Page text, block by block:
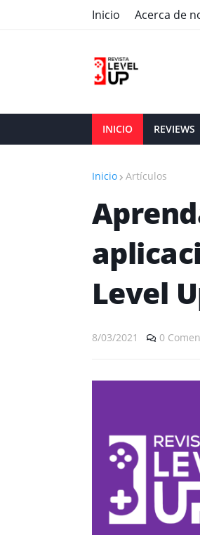
Inicio Acerca de
INICIO REVIEWS
Inicio Artículos
Level
8/03/2021 0